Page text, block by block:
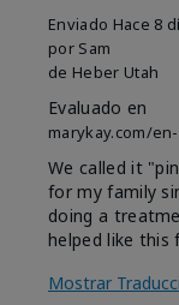
Enviado Hace 8
por Sam
de Heber Utah
Evaluado en
marykay.com/
We called it
for my family
doing a
helped like this
Mostrar